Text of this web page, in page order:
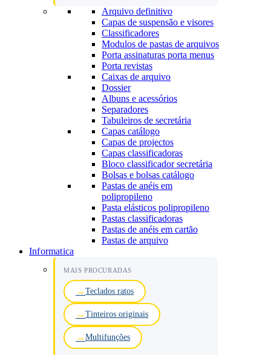
Arquivo definitivo
Capas de suspensão e visores
Classificadores
Modulos de pastas de arquivos
Porta assinaturas porta menus
Porta revistas
Caixas de arquivo
Dossier
Albuns e acessórios
Separadores
Tabuleiros de secretária
Capas catálogo
Capas de projectos
Capas classificadoras
Bloco classificador secretária
Bolsas e bolsas catálogo
Pastas de anéis em
polipropileno
Pasta elásticos polipropileno
Pastas classificadoras
Pastas de anéis em cartão
Pastas de arquivo
Informatica
MAIS PROCURADAS
Teclados ratos
Tinteiros originais
Multifunções